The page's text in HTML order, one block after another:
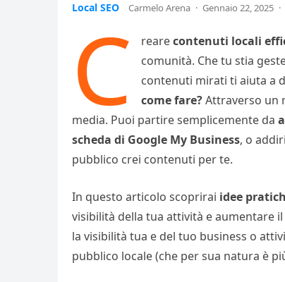
Local SEO Carmelo Arena · Gennaio 22, 2025 ·
C rearecontenuti locali
comunità. Che tu stia
contenuti mirati ti aiuta a
come fare?Attraverso un
media. Puoi partire semplicemente da
scheda di Google My Business, o
pubblico crei contenuti per te.
In questo articolo scoprirai idee
visibilità della tua attività e aumentare
la visibilità tua e del tuo business o
pubblico locale (che per sua natura è